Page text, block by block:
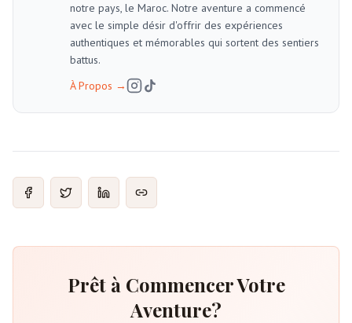
notre pays, le Maroc. Notre aventure a commencé
avec le simple désir d'offrir des expériences
authentiques et mémorables qui sortent des sentiers
battus.
À Propos →
Prêt à Commencer Votre
Aventure?